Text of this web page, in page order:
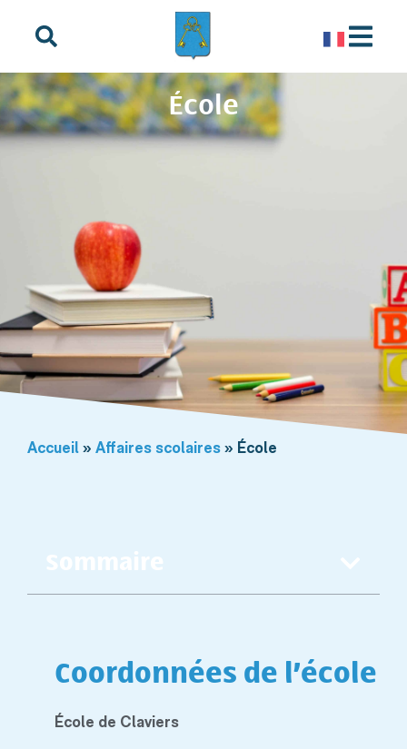
principal
École
Accueil » Affaires scolaires » École
Sommaire
Coordonnées de l’école
École de Claviers